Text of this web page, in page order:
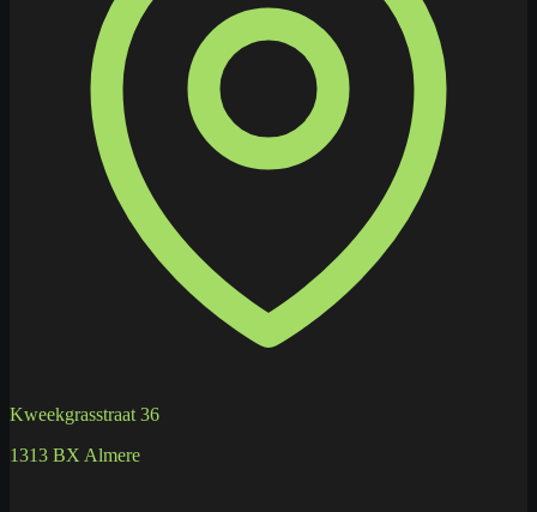
Kweekgrasstraat 36
1313 BX Almere